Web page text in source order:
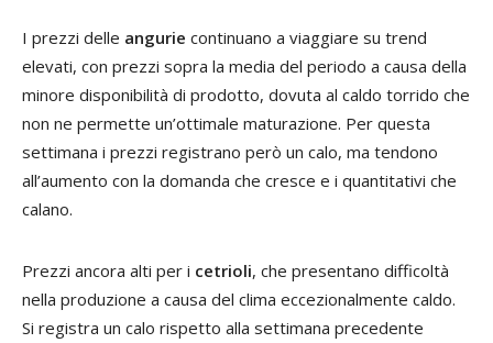
I prezzi delle angurie continuano a viaggiare su trend
elevati, con prezzi sopra la media del periodo a causa della
minore disponibilità di prodotto, dovuta al caldo torrido che
non ne permette un’ottimale maturazione. Per questa
settimana i prezzi registrano però un calo, ma tendono
all’aumento con la domanda che cresce e i quantitativi che
calano.
Prezzi ancora alti per i cetrioli, che presentano difficoltà
nella produzione a causa del clima eccezionalmente caldo.
Si registra un calo rispetto alla settimana precedente